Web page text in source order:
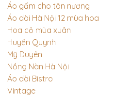
Áo gấm cho tân nương
Áo dài Hà Nội 12 mùa hoa
Hoa cỏ mùa xuân
Huyền Quynh
Mỹ Duyên
Nồng Nàn Hà Nội
Áo dài Bistro
Vintage